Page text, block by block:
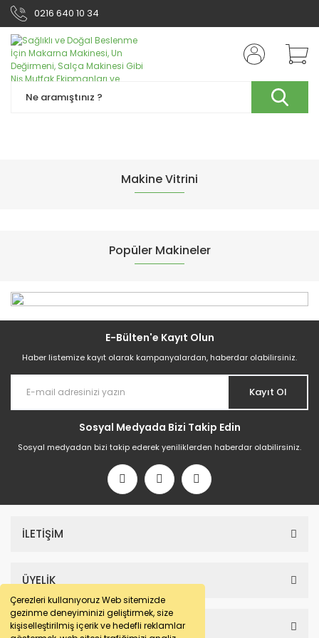
Çerezleri kullanıyoruz Web sitemizde
gezinme deneyiminizi geliştirmek, size
kişiselleştirilmiş içerik ve hedefli reklamlar
0216 640 10 34
Makine Vitrini
LP 5 Makarna Makinesi | Profesyonel Masaüstü Makarna Ekstruder
181.198,71 TL
Popüler Makineler
395.342,64 TL
E-Bülten'e Kayıt Olun
Haber listemize kayıt olarak kampanyalardan, haberdar olabilirsiniz.
Kayıt Ol
Sosyal Medyada Bizi Takip Edin
Sosyal medyadan bizi takip ederek yeniliklerden haberdar olabilirsiniz.
İLETİŞİM
ÜYELİK
SAYFALAR